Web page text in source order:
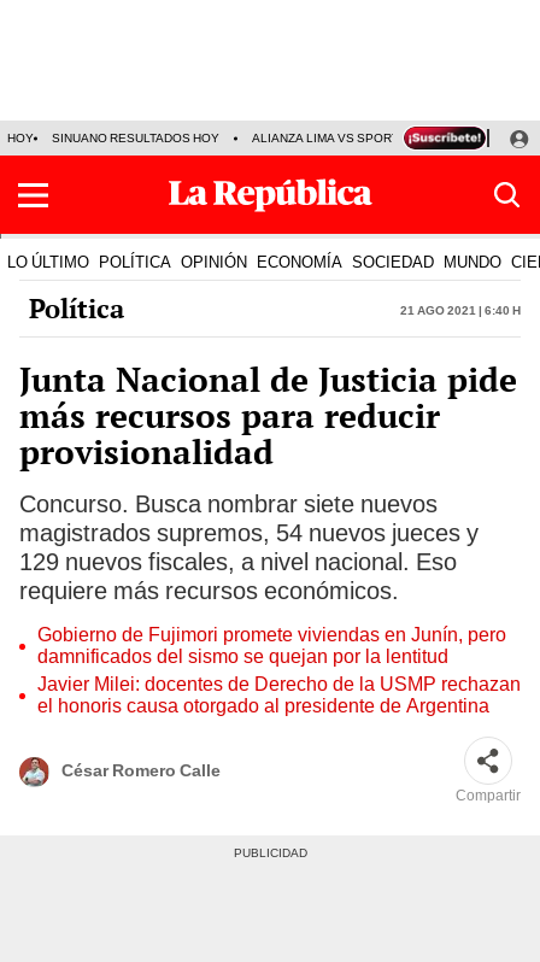
HOY SINUANO RESULTADOS HOY ALIANZA LIMA VS SPORT BOYS JORGE
LO ÚLTIMO POLÍTICA OPINIÓN ECONOMÍA SOCIEDAD MUNDO
Política 21 Ago 2021 | 6:40 h
Junta Nacional de Justicia pide
más recursos para reducir
provisionalidad
Concurso. Busca nombrar siete nuevos
magistrados supremos, 54 nuevos jueces y
129 nuevos fiscales, a nivel nacional. Eso
requiere más recursos económicos.
Gobierno de Fujimori promete viviendas en Junín, pero
damnificados del sismo se quejan por la lentitud
Javier Milei: docentes de Derecho de la USMP rechazan
el honoris causa otorgado al presidente de Argentina
César Romero Calle
Compartir